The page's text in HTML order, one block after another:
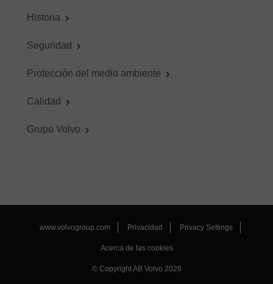
Historia
Seguridad
Protección del medio ambiente
Calidad
Grupo Volvo
www.volvogroup.com Privacidad Privacy Settings
Acerca de las cookies
© Copyright AB Volvo 2026